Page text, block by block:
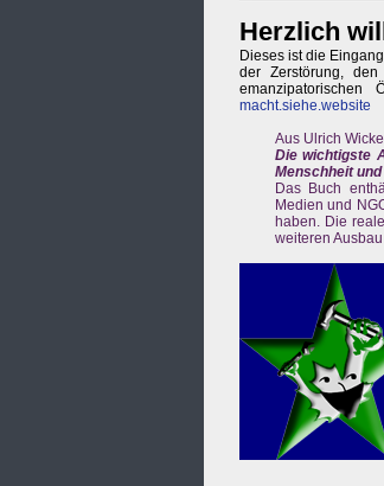
Herzlich
Dieses ist die
der Zerstörung,
macht.siehe.website
Aus Ulrich
Die wichtigste
Menschheit
Das Buch
Medien und
haben. Die
weiteren